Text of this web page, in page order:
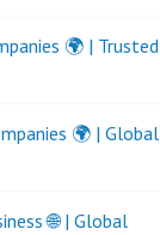
🌍 | Trusted
🌍 | Global
🌐 | Global